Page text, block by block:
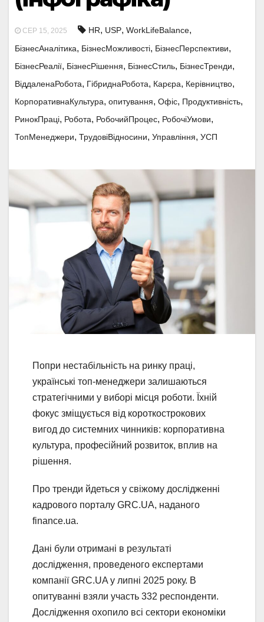
СЕР 15, 2025 HR, USP, WorkLifeBalance,
БізнесАналітика, БізнесМожливості, БізнесПерспективи,
БізнесРеалії, БізнесРішення, БізнесСтиль, БізнесТренди,
ВіддаленаРобота, ГібриднаРобота, Карєра, Керівництво,
КорпоративнаКультура, опитування, Офіс, Продуктивність,
РинокПраці, Робота, РобочийПроцес, РобочіУмови,
ТопМенеджери, ТрудовіВідносини, Управління, УСП
Попри нестабільність на ринку праці,
українські топ-менеджери залишаються
стратегічними у виборі місця роботи. Їхній
фокус зміщується від короткострокових
вигод до системних чинників: корпоративна
культура, професійний розвиток, вплив на
рішення.
Про тренди йдеться у свіжому дослідженні
кадрового порталу GRC.UA, наданого
finance.ua.
Дані були отримані в результаті
дослідження, проведеного експертами
компанії GRC.UA у липні 2025 року. В
опитуванні взяли участь 332 респонденти.
Дослідження охопило всі сектори економіки